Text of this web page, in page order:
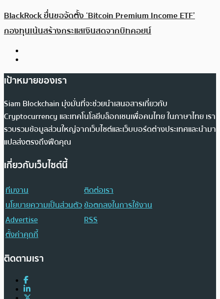
BlackRock ยื่นขอจัดตั้ง ‘Bitcoin Premium Income ETF’
กองทุนเน้นสร้างกระแสเงินสดจากบิทคอยน์
เป้าหมายของเรา
Siam Blockchain มุ่งมั่นที่จะช่วยนำเสนอสารเกี่ยวกับ
Cryptocurrency และเทคโนโลยีบล็อกเชนเพื่อคนไทย ในภาษาไทย เรา
รวบรวมข้อมูลส่วนใหญ่จากเว็บไซต์และเว็บบอร์ดต่างประเทศและนำมา
แปลส่งตรงถึงฟีดคุณ
เกี่ยวกับเว็บไซต์นี้
ทีมงาน
ติดต่อเรา
นโยบายความเป็นส่วนตัวข้อตกลงในการใช้งาน
Advertise
RSS
ตั้งค่าคุกกี้
ติดตามเรา